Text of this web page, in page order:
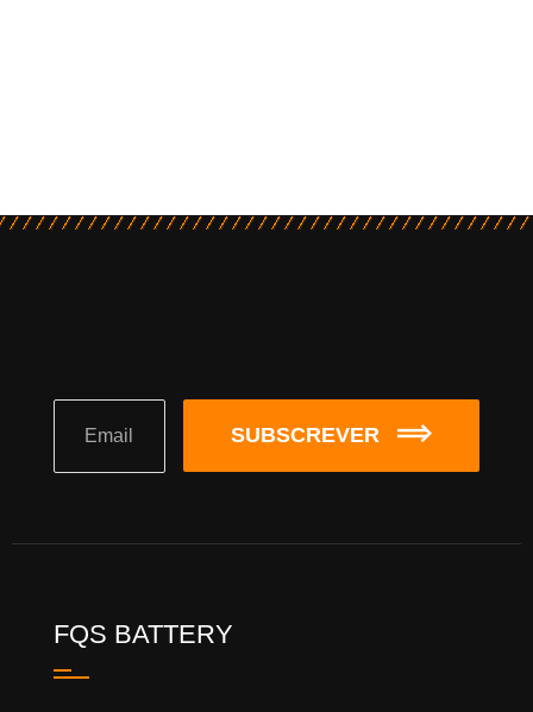
SUBSCREVER
FQS BATTERY